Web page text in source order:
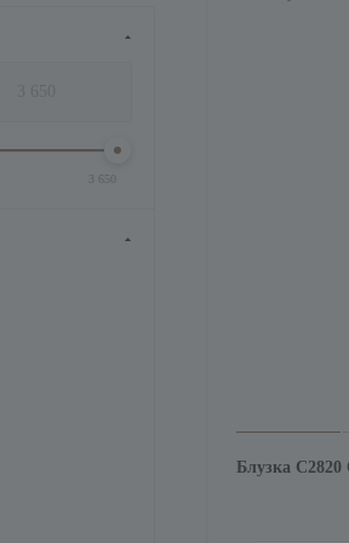
Блузка
3 650